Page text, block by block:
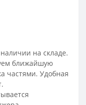
на складе.
ближайшую
частями. Удобная